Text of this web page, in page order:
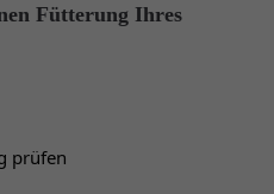
Fütterung Ihres
prüfen